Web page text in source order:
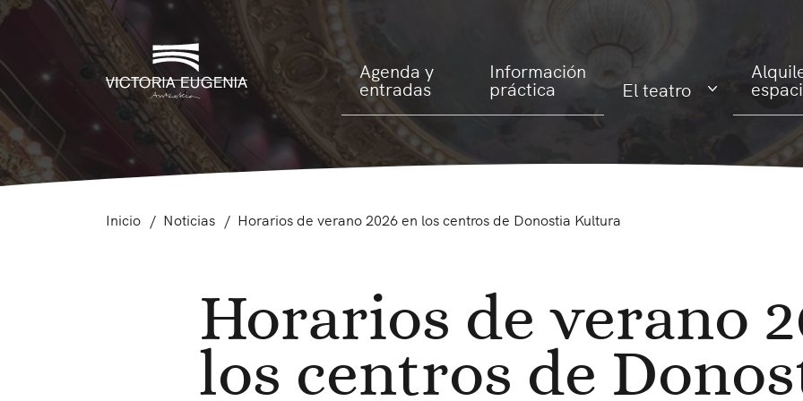
Agenda y
entradas
Información
práctica El teatro
Inicio Noticias Horarios de verano 2026 en los centros de Donostia Kultura
Horarios de verano
los centros de